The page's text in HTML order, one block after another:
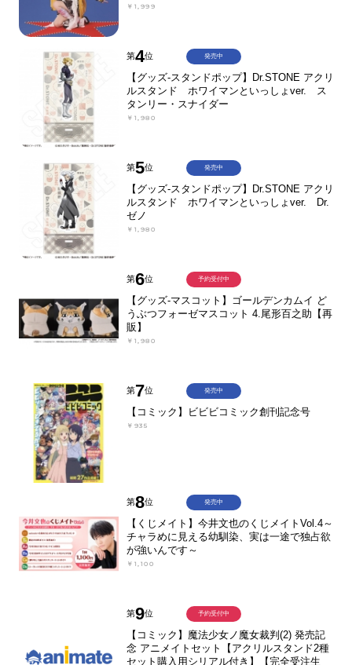
￥1,999
第4位
【グッズ-スタンドポップ】Dr.STONE アクリ
ルスタンド ホワイマンといっしょver. ス
タンリー・スナイダー
￥1,980
発売中
第5位
【グッズ-スタンドポップ】Dr.STONE アクリ
ルスタンド ホワイマンといっしょver. Dr.
ゼノ
￥1,980
発売中
第6位
【グッズ-マスコット】ゴールデンカムイ ど
うぶつフォーゼマスコット 4.尾形百之助【再
販】
￥1,980
予約受付中
第7位
【コミック】ビビビコミック創刊記念号
￥935
発売中
第8位
【くじメイト】今井文也のくじメイトVol.4～
チャラめに見える幼馴染、実は一途で独占欲
が強いんです～
￥1,100
発売中
第9位
【コミック】魔法少女ノ魔女裁判(2) 発売記
念 アニメイトセット【アクリルスタンド2種
セット購入用シリアル付き】【完全受注生
予約受付中